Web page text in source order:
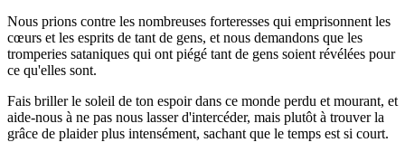
Nous prions contre les nombreuses forteresses qui emprisonnent les
cœurs et les esprits de tant de gens, et nous demandons que les
tromperies sataniques qui ont piégé tant de gens soient révélées pour
ce qu'elles sont.
Fais briller le soleil de ton espoir dans ce monde perdu et mourant, et
aide-nous à ne pas nous lasser d'intercéder, mais plutôt à trouver la
grâce de plaider plus intensément, sachant que le temps est si court.